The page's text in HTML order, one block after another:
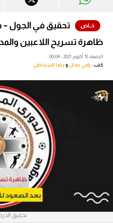
ميركاتو
فانتازي في الجول
ركن الألعاب
أمريكا 2026
تحقيق في الجول –
ظاهرة تسريح اللاعبين
الجمعة، 15 أكتوبر 2021 - 00:04
كتب : رامي جمال و رضا السنباطي
تحقيق